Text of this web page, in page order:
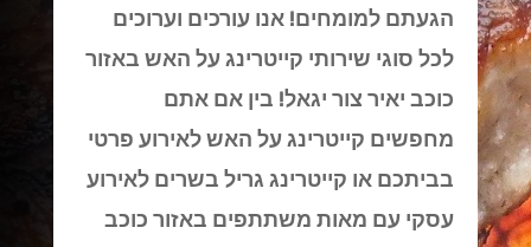
הגעתם למומחים! אנו עורכים וערוכים
לכל סוגי שירותי קייטרינג על האש באזור
כוכב יאיר צור יגאל! בין אם אתם
מחפשים קייטרינג על האש לאירוע פרטי
בביתכם או קייטרינג גריל בשרים לאירוע
עסקי עם מאות משתתפים באזור כוכב